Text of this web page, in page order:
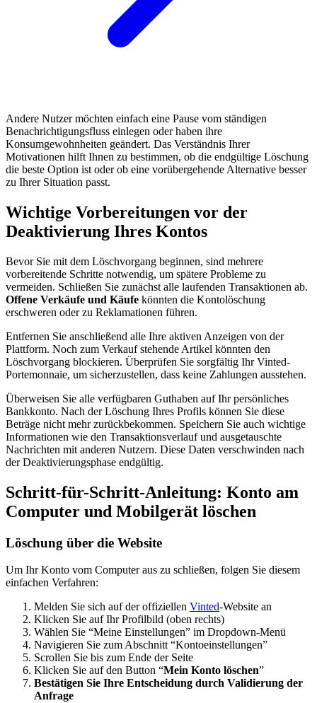
Andere Nutzer möchten einfach eine Pause vom ständigen
Benachrichtigungsfluss einlegen oder haben ihre
Konsumgewohnheiten geändert. Das Verständnis Ihrer
Motivationen hilft Ihnen zu bestimmen, ob die endgültige Löschung
die beste Option ist oder ob eine vorübergehende Alternative besser
zu Ihrer Situation passt.
Wichtige Vorbereitungen vor der
Deaktivierung Ihres Kontos
Bevor Sie mit dem Löschvorgang beginnen, sind mehrere
vorbereitende Schritte notwendig, um spätere Probleme zu
vermeiden. Schließen Sie zunächst alle laufenden Transaktionen ab.
Offene Verkäufe und Käufe könnten die Kontolöschung
erschweren oder zu Reklamationen führen.
Entfernen Sie anschließend alle Ihre aktiven Anzeigen von der
Plattform. Noch zum Verkauf stehende Artikel könnten den
Löschvorgang blockieren. Überprüfen Sie sorgfältig Ihr Vinted-
Portemonnaie, um sicherzustellen, dass keine Zahlungen ausstehen.
Überweisen Sie alle verfügbaren Guthaben auf Ihr persönliches
Bankkonto. Nach der Löschung Ihres Profils können Sie diese
Beträge nicht mehr zurückbekommen. Speichern Sie auch wichtige
Informationen wie den Transaktionsverlauf und ausgetauschte
Nachrichten mit anderen Nutzern. Diese Daten verschwinden nach
der Deaktivierungsphase endgültig.
Schritt-für-Schritt-Anleitung: Konto am
Computer und Mobilgerät löschen
Löschung über die Website
Um Ihr Konto vom Computer aus zu schließen, folgen Sie diesem
einfachen Verfahren:
Melden Sie sich auf der offiziellen Vinted-Website an
Klicken Sie auf Ihr Profilbild (oben rechts)
Wählen Sie “Meine Einstellungen” im Dropdown-Menü
Navigieren Sie zum Abschnitt “Kontoeinstellungen”
Scrollen Sie bis zum Ende der Seite
Klicken Sie auf den Button “Mein Konto löschen”
Bestätigen Sie Ihre Entscheidung durch Validierung der
Anfrage